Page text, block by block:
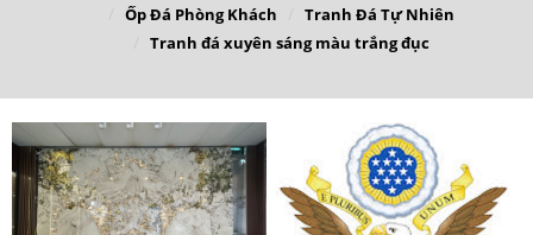
Ốp Đá Phòng Khách
Tranh Đá Tự Nhiên
Tranh đá xuyên sáng màu trắng đục